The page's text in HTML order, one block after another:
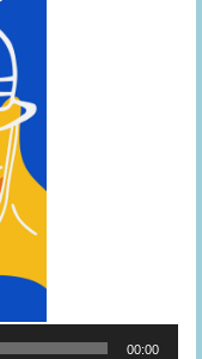
00:00